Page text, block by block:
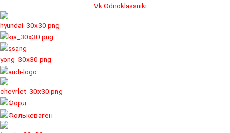
к
содержимому
Vk Odnoklassniki